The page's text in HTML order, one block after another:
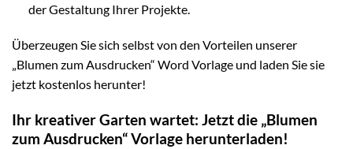
der Gestaltung Ihrer Projekte.
Überzeugen Sie sich selbst von den Vorteilen unserer
„Blumen zum Ausdrucken“ Word Vorlage und laden Sie sie
jetzt kostenlos herunter!
Ihr kreativer Garten wartet: Jetzt die „Blumen
zum Ausdrucken“ Vorlage herunterladen!